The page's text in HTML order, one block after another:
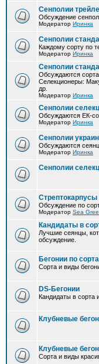
Сенполии
Обсуждение
Модератор Иринка
Сенполии
Каждому сорту по
Модератор Иринка
Сенполии
Обсуждаются
Селекционеры:
др.
Модератор Иринка
Сенполии
Обсуждаются ЕК-
Модератор Иринка
Сенполии
Обсуждаются
Модератор Иринка
Сенполии
Стрептокарпусы
Обсуждение по
Модератор Sea
Кандидаты в
Лучшие сеянцы,
обсуждение.
Бегонии по
Сорта и виды
DS-Бегонии
Кандидаты в сорта
Клубневые
Клубневые
Сорта и виды